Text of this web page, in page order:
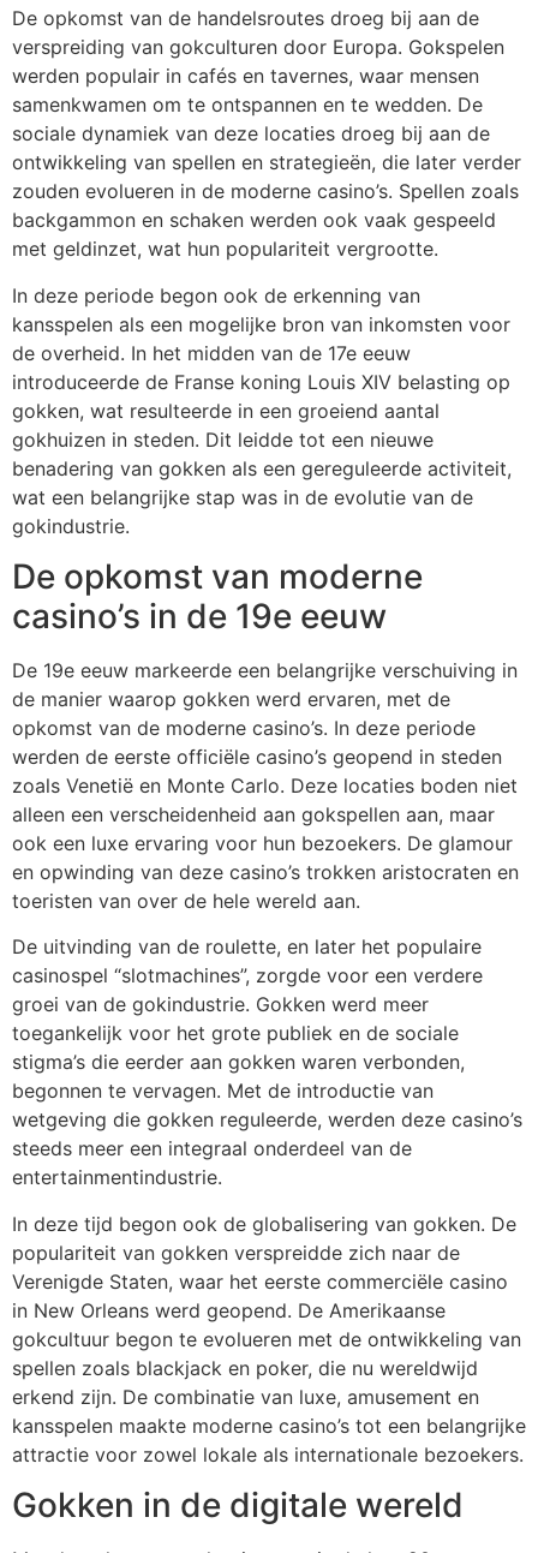
De opkomst van de handelsroutes droeg bij aan de
verspreiding van gokculturen door Europa. Gokspelen
werden populair in cafés en tavernes, waar mensen
samenkwamen om te ontspannen en te wedden. De
sociale dynamiek van deze locaties droeg bij aan de
ontwikkeling van spellen en strategieën, die later verder
zouden evolueren in de moderne casino’s. Spellen zoals
backgammon en schaken werden ook vaak gespeeld
met geldinzet, wat hun populariteit vergrootte.
In deze periode begon ook de erkenning van
kansspelen als een mogelijke bron van inkomsten voor
de overheid. In het midden van de 17e eeuw
introduceerde de Franse koning Louis XIV belasting op
gokken, wat resulteerde in een groeiend aantal
gokhuizen in steden. Dit leidde tot een nieuwe
benadering van gokken als een gereguleerde activiteit,
wat een belangrijke stap was in de evolutie van de
gokindustrie.
De opkomst van moderne
casino’s in de 19e eeuw
De 19e eeuw markeerde een belangrijke verschuiving in
de manier waarop gokken werd ervaren, met de
opkomst van de moderne casino’s. In deze periode
werden de eerste officiële casino’s geopend in steden
zoals Venetië en Monte Carlo. Deze locaties boden niet
alleen een verscheidenheid aan gokspellen aan, maar
ook een luxe ervaring voor hun bezoekers. De glamour
en opwinding van deze casino’s trokken aristocraten en
toeristen van over de hele wereld aan.
De uitvinding van de roulette, en later het populaire
casinospel “slotmachines”, zorgde voor een verdere
groei van de gokindustrie. Gokken werd meer
toegankelijk voor het grote publiek en de sociale
stigma’s die eerder aan gokken waren verbonden,
begonnen te vervagen. Met de introductie van
wetgeving die gokken reguleerde, werden deze casino’s
steeds meer een integraal onderdeel van de
entertainmentindustrie.
In deze tijd begon ook de globalisering van gokken. De
populariteit van gokken verspreidde zich naar de
Verenigde Staten, waar het eerste commerciële casino
in New Orleans werd geopend. De Amerikaanse
gokcultuur begon te evolueren met de ontwikkeling van
spellen zoals blackjack en poker, die nu wereldwijd
erkend zijn. De combinatie van luxe, amusement en
kansspelen maakte moderne casino’s tot een belangrijke
attractie voor zowel lokale als internationale bezoekers.
Gokken in de digitale wereld